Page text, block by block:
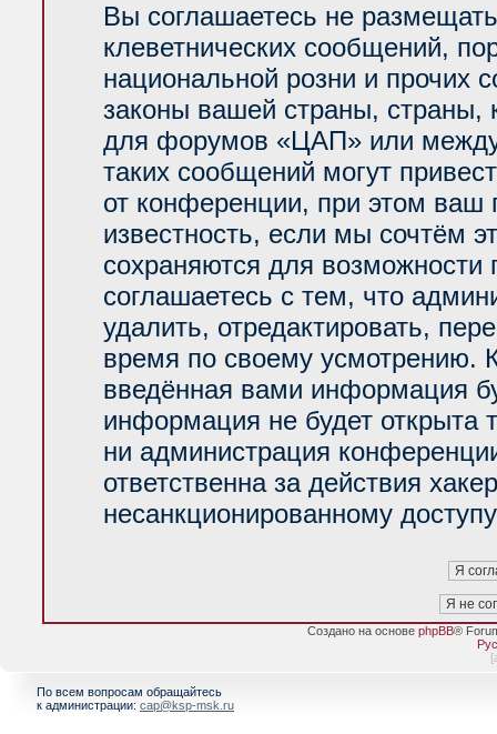
Вы соглашаетесь не
клеветнических сообщений,
национальной розни и прочих
законы вашей страны, страны,
для форумов «ЦАП» или
таких сообщений могут
от конференции, при этом ваш
известность, если мы сочтём
сохраняются для возможности
соглашаетесь с тем, что
удалить, отредактировать,
время по своему усмотрению.
введённая вами информация
информация не будет открыта
ни администрация
ответственна за действия
несанкционированному
Создано на основе phpBB®
[
По всем вопросам обращайтесь
к администрации: cap@ksp-msk.ru